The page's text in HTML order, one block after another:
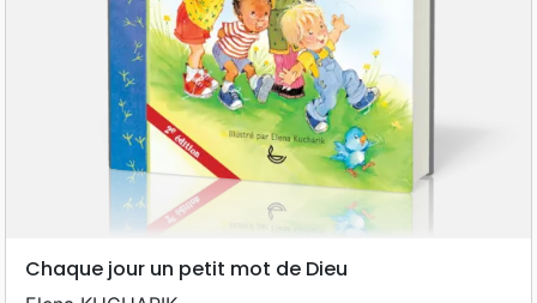
Chaque jour un petit mot de Dieu